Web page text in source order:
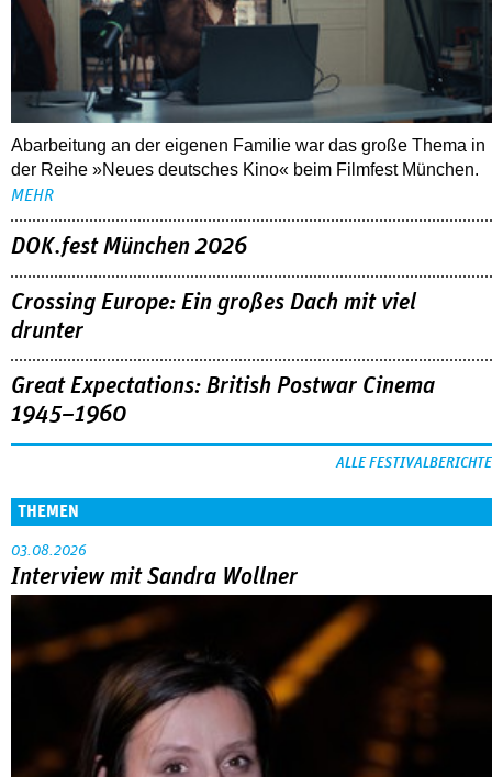
Abarbeitung an der eigenen Familie war das große Thema in
der Reihe »Neues deutsches Kino« beim Filmfest München.
MEHR
DOK.fest München 2026
Crossing Europe: Ein großes Dach mit viel
drunter
Great Expectations: British Postwar Cinema
1945–1960
ALLE FESTIVALBERICHTE
THEMEN
03.08.2026
Interview mit Sandra Wollner